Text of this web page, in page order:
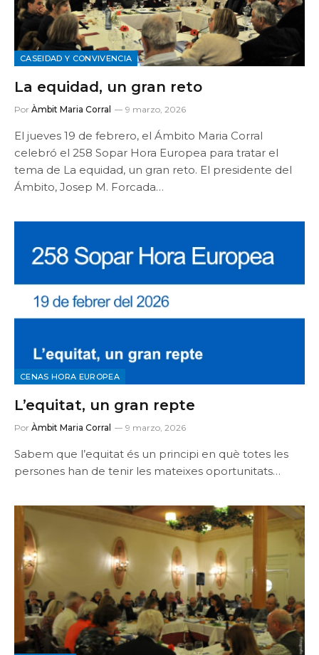
CASEIDAD Y CONVIVENCIA
La equidad, un gran reto
Por Àmbit Maria Corral 9 marzo, 2026
El jueves 19 de febrero, el Ámbito Maria Corral
celebró el 258 Sopar Hora Europea para tratar el
tema de La equidad, un gran reto. El presidente del
Ámbito, Josep M. Forcada…
CENAS HORA EUROPEA
L’equitat, un gran repte
Por Àmbit Maria Corral 9 marzo, 2026
Sabem que l’equitat és un principi en què totes les
persones han de tenir les mateixes oportunitats…